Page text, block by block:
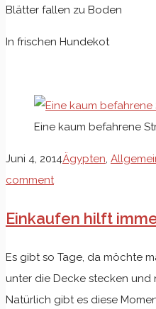
Blätter fallen zu Boden
In frischen Hundekot
Eine kaum befahrene
Juni 4, 2014Ägypten,
comment
Einkaufen hilft
Es gibt so Tage, da möchte
unter die Decke stecken und
Natürlich gibt es diese